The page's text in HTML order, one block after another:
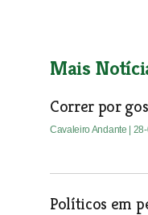
Mais
Correr por
Cavaleiro Andante |
Políticos em